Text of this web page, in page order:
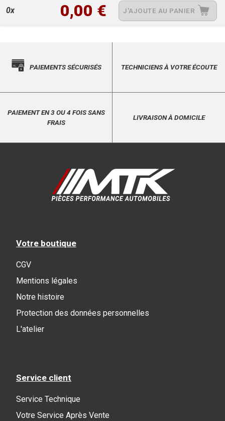
0x 0,00 € J'AJOUTE AU PANIER
PAIEMENTS SÉCURISÉS TECHNICIENS À VOTRE ÉCOUTE
PAIEMENT EN 3 OU 4 FOIS SANS
FRAIS
LIVRAISON À DOMICILE
Votre boutique
CGV
Mentions légales
Notre histoire
Protection des données personnelles
L'atelier
Service client
Service Technique
Votre Service Après Vente